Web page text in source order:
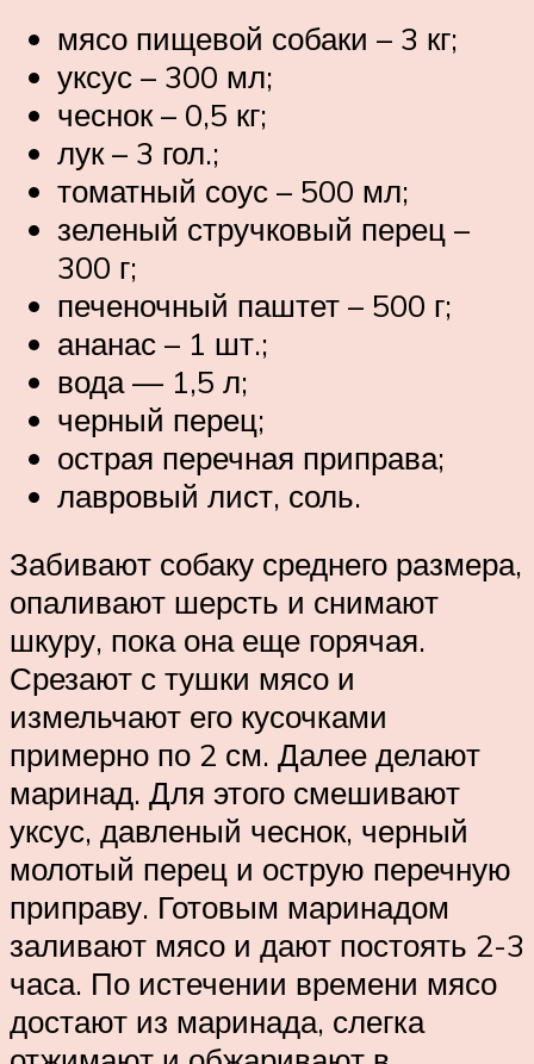
мясо пищевой собаки – 3 кг;
уксус – 300 мл;
чеснок – 0,5 кг;
лук – 3 гол.;
томатный соус – 500 мл;
зеленый стручковый перец –
300 г;
печеночный паштет – 500 г;
ананас – 1 шт.;
вода — 1,5 л;
черный перец;
острая перечная приправа;
лавровый лист, соль.
Забивают собаку среднего размера,
опаливают шерсть и снимают
шкуру, пока она еще горячая.
Срезают с тушки мясо и
измельчают его кусочками
примерно по 2 см. Далее делают
маринад. Для этого смешивают
уксус, давленый чеснок, черный
молотый перец и острую перечную
приправу. Готовым маринадом
заливают мясо и дают постоять 2-3
часа. По истечении времени мясо
достают из маринада, слегка